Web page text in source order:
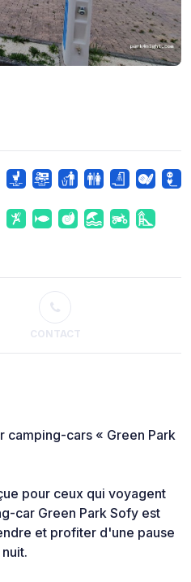
CONTACT
camping-cars « Green Park
pour ceux qui voyagent
car Green Park Sofy est
et profiter d'une pause